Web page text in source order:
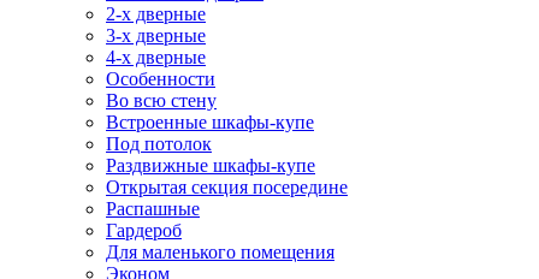
2-х дверные
3-х дверные
4-х дверные
Особенности
Во всю стену
Встроенные шкафы-купе
Под потолок
Раздвижные шкафы-купе
Открытая секция посередине
Распашные
Гардероб
Для маленького помещения
Эконом